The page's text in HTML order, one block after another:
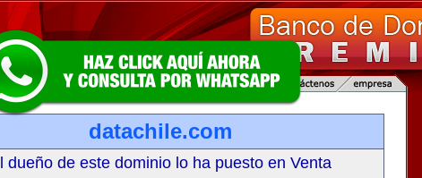
datachile.com
dueño de este dominio lo ha puesto en Venta